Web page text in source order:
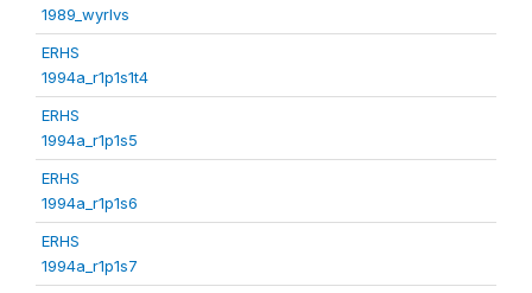
1989_wyrlvs
ERHS
1994a_r1p1s1t4
ERHS
1994a_r1p1s5
ERHS
1994a_r1p1s6
ERHS
1994a_r1p1s7